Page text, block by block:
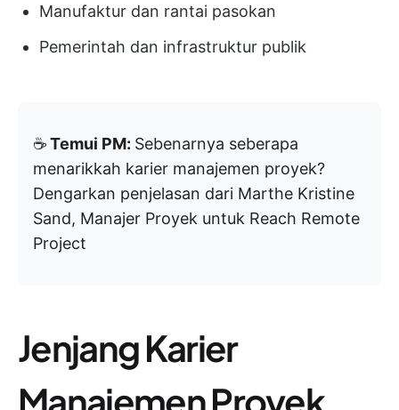
Manufaktur dan rantai pasokan
Pemerintah dan infrastruktur publik
☕️Temui PM: Sebenarnya seberapa
menarikkah karier manajemen proyek?
Dengarkan penjelasan dari Marthe Kristine
Sand, Manajer Proyek untuk Reach Remote
Project
Jenjang Karier
Manajemen Proyek